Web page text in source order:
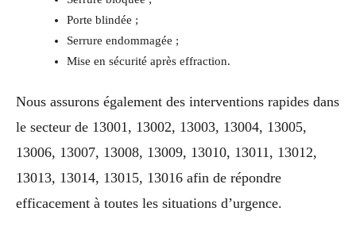
Porte blindée ;
Serrure endommagée ;
Mise en sécurité après effraction.
Nous assurons également des interventions rapides dans
le secteur de 13001, 13002, 13003, 13004, 13005,
13006, 13007, 13008, 13009, 13010, 13011, 13012,
13013, 13014, 13015, 13016 afin de répondre
efficacement à toutes les situations d’urgence.